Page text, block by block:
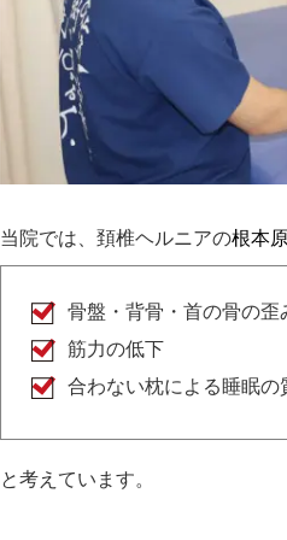
当院では、頚椎ヘルニアの根本
骨盤・背骨・首の骨の歪
筋力の低下
合わない枕による睡眠
と考えています。